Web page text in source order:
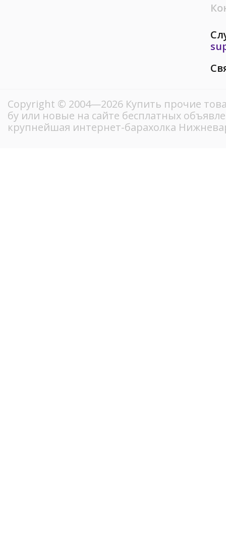
Copyright © 2004—2026 Купить прочие
бу или новые на сайте бесплатных
крупнейшая интернет-барахолка